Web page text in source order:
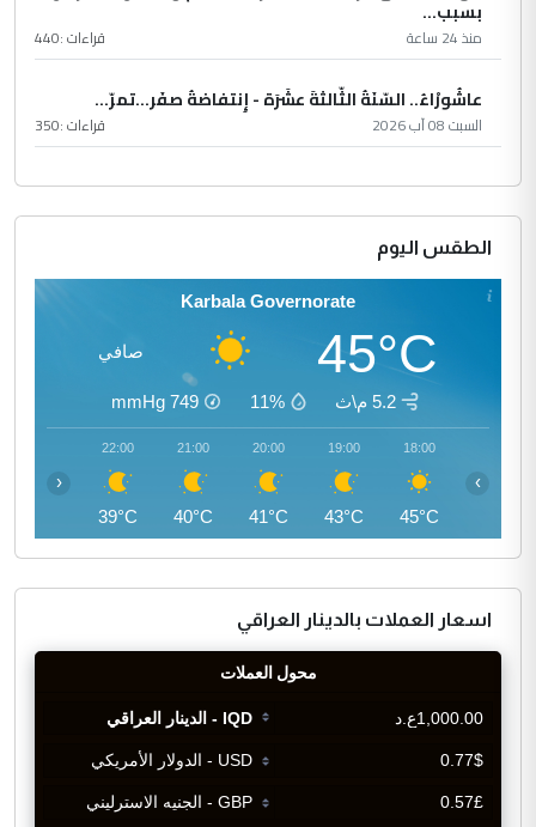
بسبب...
منذ 24 ساعة قراءات :440
عاشُورْاءُ.. السّنَةُ الثّالثةَ عشَرَة - إِنتفاضةُ صفَر…تمرّ...
السبت 08 آب 2026 قراءات :350
الطقس اليوم
Karbala Governorate
45°C صافي
5.2 م\ث 11%
749
mmHg
18:00
45°C
19:00
43°C
20:00
41°C
21:00
40°C
22:00
39°C
‹ ›
اسعار العملات بالدينار العراقي